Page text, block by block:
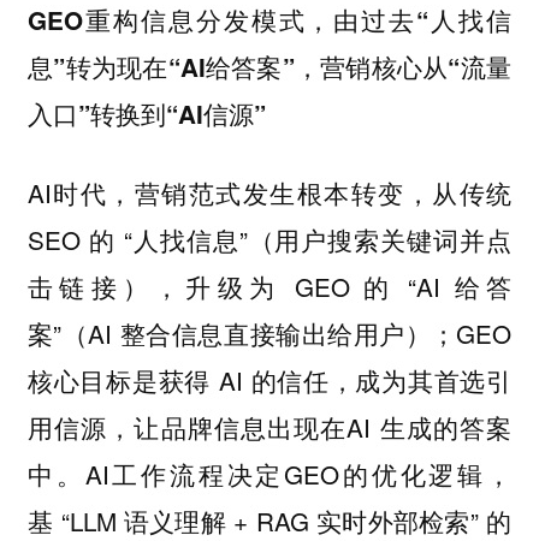
GEO重构信息分发模式，由过去“人找信
息”转为现在“AI给答案”，营销核心从“流量
入口”转换到“AI信源”
AI时代，营销范式发生根本转变，从传统
SEO 的 “人找信息”（用户搜索关键词并点
击链接），升级为 GEO 的 “AI 给答
案”（AI 整合信息直接输出给用户）；GEO
核心目标是获得 AI 的信任，成为其首选引
用信源，让品牌信息出现在AI 生成的答案
中。AI工作流程决定GEO的优化逻辑，
基 “LLM 语义理解 + RAG 实时外部检索” 的